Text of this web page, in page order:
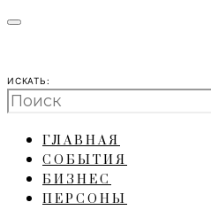
ИСКАТЬ:
ГЛАВНАЯ
СОБЫТИЯ
БИЗНЕС
ПЕРСОНЫ